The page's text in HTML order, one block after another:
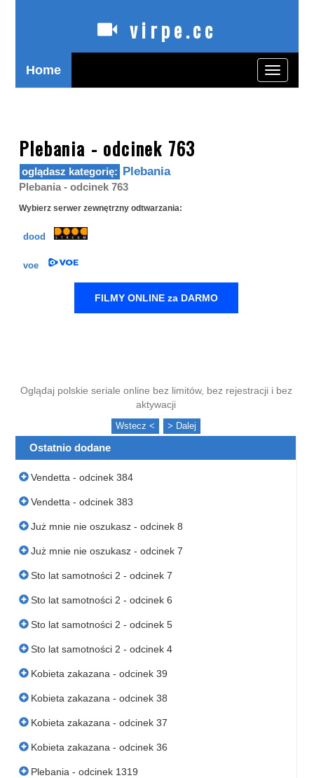
virpe.cc
Toggle
Home
Plebania - odcinek 763
Plebania
Plebania - odcinek 763
Wybierz serwer zewnętrzny odtwarzania:
dood
voe
FILMY ONLINE za DARMO
Oglądaj polskie seriale online bez limitów, bez rejestracji i bez
aktywacji
Wstecz < > Dalej
Ostatnio dodane
Vendetta - odcinek 384
Vendetta - odcinek 383
Już mnie nie oszukasz - odcinek 8
Już mnie nie oszukasz - odcinek 7
Sto lat samotności 2 - odcinek 7
Sto lat samotności 2 - odcinek 6
Sto lat samotności 2 - odcinek 5
Sto lat samotności 2 - odcinek 4
Kobieta zakazana - odcinek 39
Kobieta zakazana - odcinek 38
Kobieta zakazana - odcinek 37
Kobieta zakazana - odcinek 36
Plebania - odcinek 1319